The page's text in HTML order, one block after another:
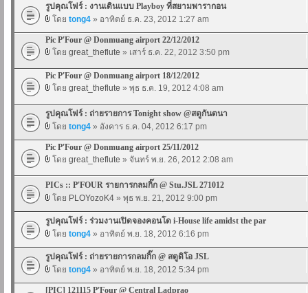
รูปคุณโฟร์ : งานเดินแบบ Playboy ที่สยามพารากอน
โดย tong4 » อาทิตย์ ธ.ค. 23, 2012 1:27 am
Pic P'Four @ Donmuang airport 22/12/2012
โดย great_theflute » เสาร์ ธ.ค. 22, 2012 3:50 pm
Pic P'Four @ Donmuang airport 18/12/2012
โดย great_theflute » พุธ ธ.ค. 19, 2012 4:08 am
รูปคุณโฟร์ : ถ่ายรายการ Tonight show @สตูกันตนา
โดย tong4 » อังคาร ธ.ค. 04, 2012 6:17 pm
Pic P'Four @ Donmuang airport 25/11/2012
โดย great_theflute » จันทร์ พ.ย. 26, 2012 2:08 am
PICs :: P'FOUR รายการกลมกิ๊ก @ Stu.JSL 271012
โดย PLOYozoK4 » พุธ พ.ย. 21, 2012 9:00 pm
รูปคุณโฟร์ : ร่วมงานเปิดจองคอนโด i-House life amidst the par
โดย tong4 » อาทิตย์ พ.ย. 18, 2012 6:16 pm
รูปคุณโฟร์ : ถ่ายรายการกลมกิ๊ก @ สตูดิโอ JSL
โดย tong4 » อาทิตย์ พ.ย. 18, 2012 5:34 pm
[PIC] 121115 P'Four @ Central Ladprao